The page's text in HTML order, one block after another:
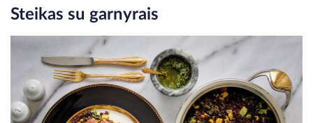
Steikas su garnyrais